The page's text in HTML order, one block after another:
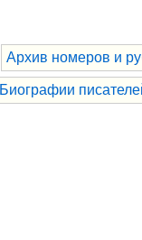
Архив номеров и
Биографии